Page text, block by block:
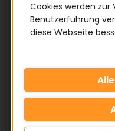
Cookies werden zur
Benutzerführung
diese Webseite